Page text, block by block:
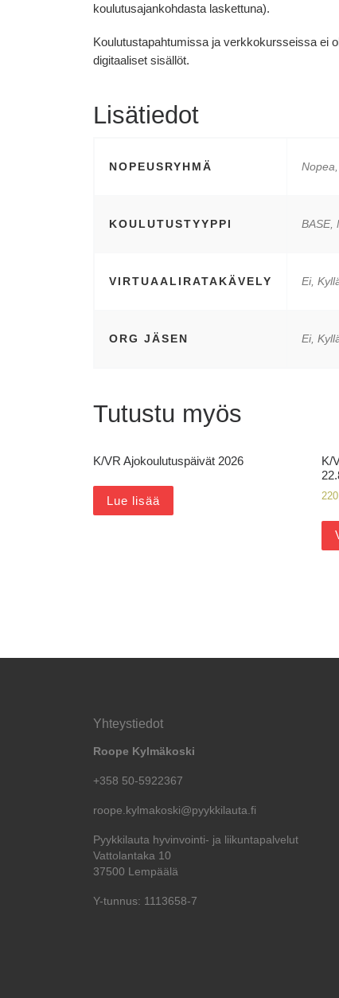
koulutusajankohdasta laskettuna).
Koulutustapahtumissa ja verkkokursseissa ei
digitaaliset sisällöt.
Lisätiedot
NOPEUSRYHMÄ
KOULUTUSTYYPPI BASE,
VIRTUAALIRATAKÄVELY Ei,
ORG JÄSEN Ei,
Tutustu myös
K/VR Ajokoulutuspäivät 2026
Lue lisää
K/
Yhteystiedot
Roope Kylmäkoski
+358 50-5922367
roope.kylmakoski@pyykkilauta.fi
Pyykkilauta hyvinvointi- ja liikuntapalvelut
Vattolantaka 10
37500 Lempäälä
Y-tunnus: 1113658-7